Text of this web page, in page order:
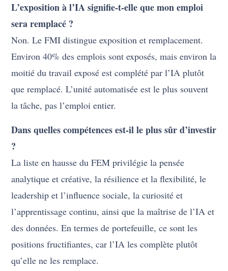
L’exposition à l’IA signifie-t-elle que mon emploi
sera remplacé ?
Non. Le FMI distingue exposition et remplacement.
Environ 40% des emplois sont exposés, mais environ la
moitié du travail exposé est complété par l’IA plutôt
que remplacé. L’unité automatisée est le plus souvent
la tâche, pas l’emploi entier.
Dans quelles compétences est-il le plus sûr d’investir
?
La liste en hausse du FEM privilégie la pensée
analytique et créative, la résilience et la flexibilité, le
leadership et l’influence sociale, la curiosité et
l’apprentissage continu, ainsi que la maîtrise de l’IA et
des données. En termes de portefeuille, ce sont les
positions fructifiantes, car l’IA les complète plutôt
qu’elle ne les remplace.